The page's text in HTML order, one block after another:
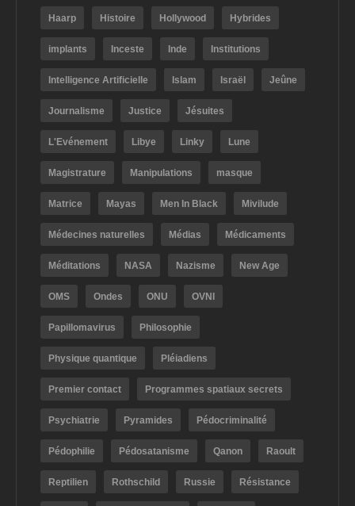
Haarp Histoire Hollywood Hybrides
implants Inceste Inde Institutions
Intelligence Artificielle Islam Israël Jeûne
Journalisme Justice Jésuites
L'Evénement Libye Linky Lune
Magistrature Manipulations masque
Matrice Mayas Men In Black Mivilude
Médecines naturelles Médias Médicaments
Méditations NASA Nazisme New Age
OMS Ondes ONU OVNI
Papillomavirus Philosophie
Physique quantique Pléiadiens
Premier contact Programmes spatiaux secrets
Psychiatrie Pyramides Pédocriminalité
Pédophilie Pédosatanisme Qanon Raoult
Reptilien Rothschild Russie Résistance